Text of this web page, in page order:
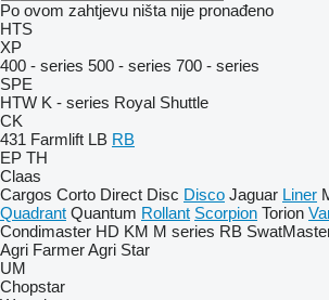
Po ovom zahtjevu ništa nije pronađeno
HTS
XP
400 - series 500 - series 700 - series
SPE
HTW K - series Royal Shuttle
CK
431 Farmlift LB RB
EP TH
Claas
Cargos Corto Direct Disc Disco Jaguar Liner
Quadrant Quantum Rollant Scorpion Torion
Condimaster HD KM M series RB
Agri FarmerAgri Star
UM
Chopstar